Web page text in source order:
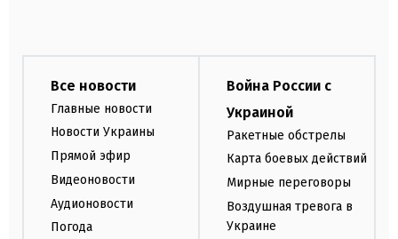
Все новости
Главные новости
Новости Украины
Прямой эфир
Видеоновости
Аудионовости
Погода
Война России с
Украиной
Ракетные обстрелы
Карта боевых действий
Мирные переговоры
Воздушная тревога в
Украине